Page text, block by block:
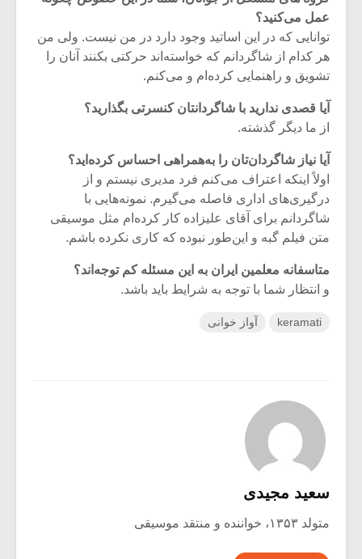
عمل می‌کنید؟
توانایی که در این اساتید وجود دارد در من نیست. ولی من
هر کدام از شاگردانم که خواسته‌اند حرکتی بکنند آنان را
تشویق و راهنمایی کرده‌ام و می‌کنم.
آیا قصدی ندارید با شاگردانتان کنسرتی بگذارید؟
از ما دیگر گذشته.
آیا نیاز شاگردان‌تان را به‌همراهی احساس کرده‌اید؟
اولاً اینکه اعتراف می‌کنم فرد مدیری نیستم و از
درگیری‌های اداری فاصله می‌گیرم. نمونه‌هایی با
شاگردانم برای آقای علیزاده کار کرده‌ام مثل موسیقی
متن فیلم گبه و این‌طور نبوده که کاری نکرده باشم.
متاسفانه معلمین ایران به این مسئله کم توجه‌اند؟
و انتظار شما با توجه به شرایط باید باشد.
keramati آواز خوانی
سعید مجیدی
متولد ۱۳۵۳، خواننده و منتقد موسیقی